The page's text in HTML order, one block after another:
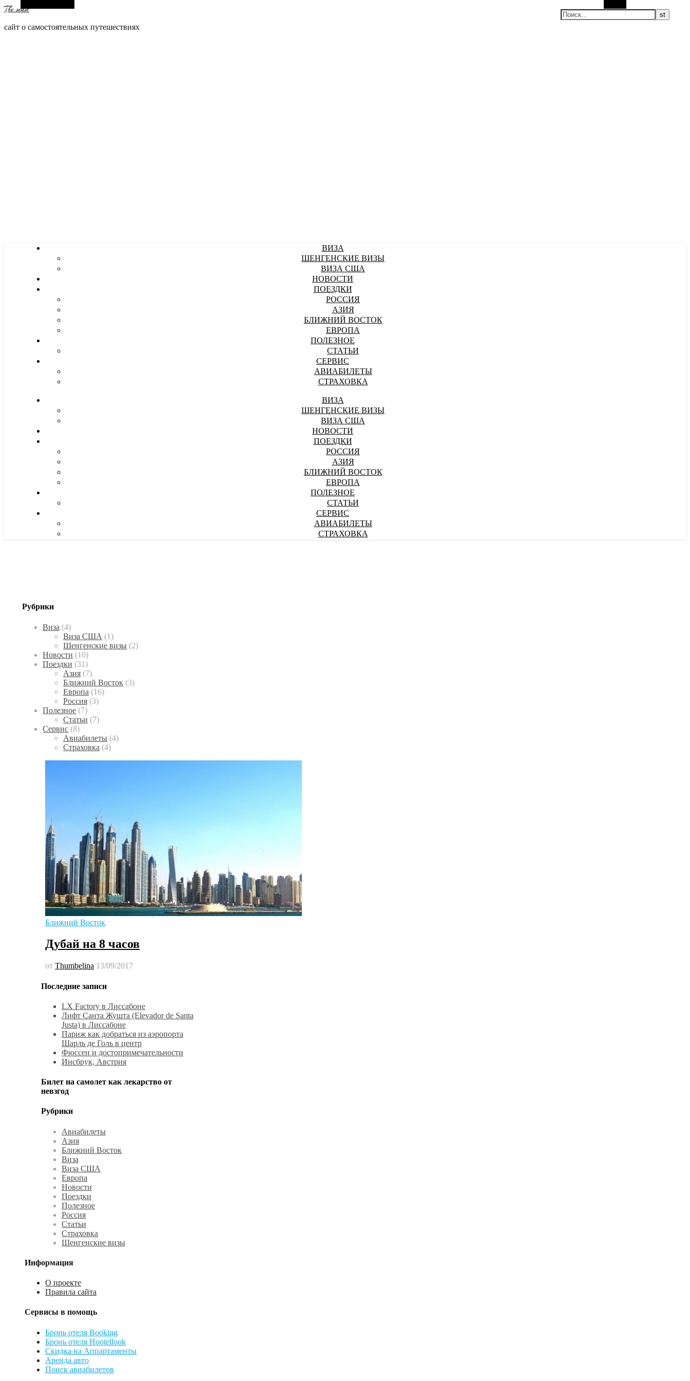
The sense
сайт о самостоятельных путешествиях
ВИЗА
ШЕНГЕНСКИЕ ВИЗЫ
ВИЗА США
НОВОСТИ
ПОЕЗДКИ
РОССИЯ
АЗИЯ
БЛИЖНИЙ ВОСТОК
ЕВРОПА
ПОЛЕЗНОЕ
СТАТЬИ
СЕРВИС
АВИАБИЛЕТЫ
СТРАХОВКА
ВИЗА
ШЕНГЕНСКИЕ ВИЗЫ
ВИЗА США
НОВОСТИ
ПОЕЗДКИ
РОССИЯ
АЗИЯ
БЛИЖНИЙ ВОСТОК
ЕВРОПА
ПОЛЕЗНОЕ
СТАТЬИ
СЕРВИС
АВИАБИЛЕТЫ
СТРАХОВКА
Рубрики
Виза (4)
Виза США (1)
Шенгенские визы (2)
Новости (10)
Поездки (31)
Азия (7)
Ближний Восток (3)
Европа (16)
Россия (3)
Полезное (7)
Статьи (7)
Сервис (8)
Авиабилеты (4)
Страховка (4)
Ближний Восток
Дубай на 8 часов
от Thumbelina 13/09/2017
Последние записи
LX Factory в Лиссабоне
Лифт Санта Жушта (Elevador de Santa
Justa) в Лиссабоне
Париж как добраться из аэропорта
Шарль де Голь в центр
Фюссен и достопримечательности
Инсбрук, Австрия
Билет на самолет как лекарство от
невзгод
Рубрики
Авиабилеты
Азия
Ближний Восток
Виза
Виза США
Европа
Новости
Поездки
Полезное
Россия
Статьи
Страховка
Шенгенские визы
Информация
О проекте
Правила сайта
Сервисы в помощь
Бронь отеля Booking
Бронь отеля Hootellook
Скидка на Аппартаменты
Аренда авто
Поиск авиабилетов